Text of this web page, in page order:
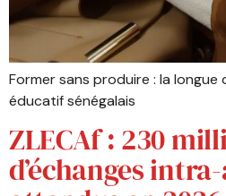
Former sans produire : la longue
éducatif sénégalais
ZLECAf : 230
d’échanges